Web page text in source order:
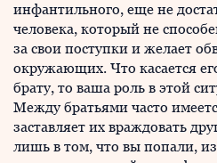
инфантильного, еще не
человека, который не
за свои поступки и желает
окружающих. Что касается
брату, то ваша роль в этой
Между братьями часто
заставляет их враждовать
лишь в том, что вы попали,